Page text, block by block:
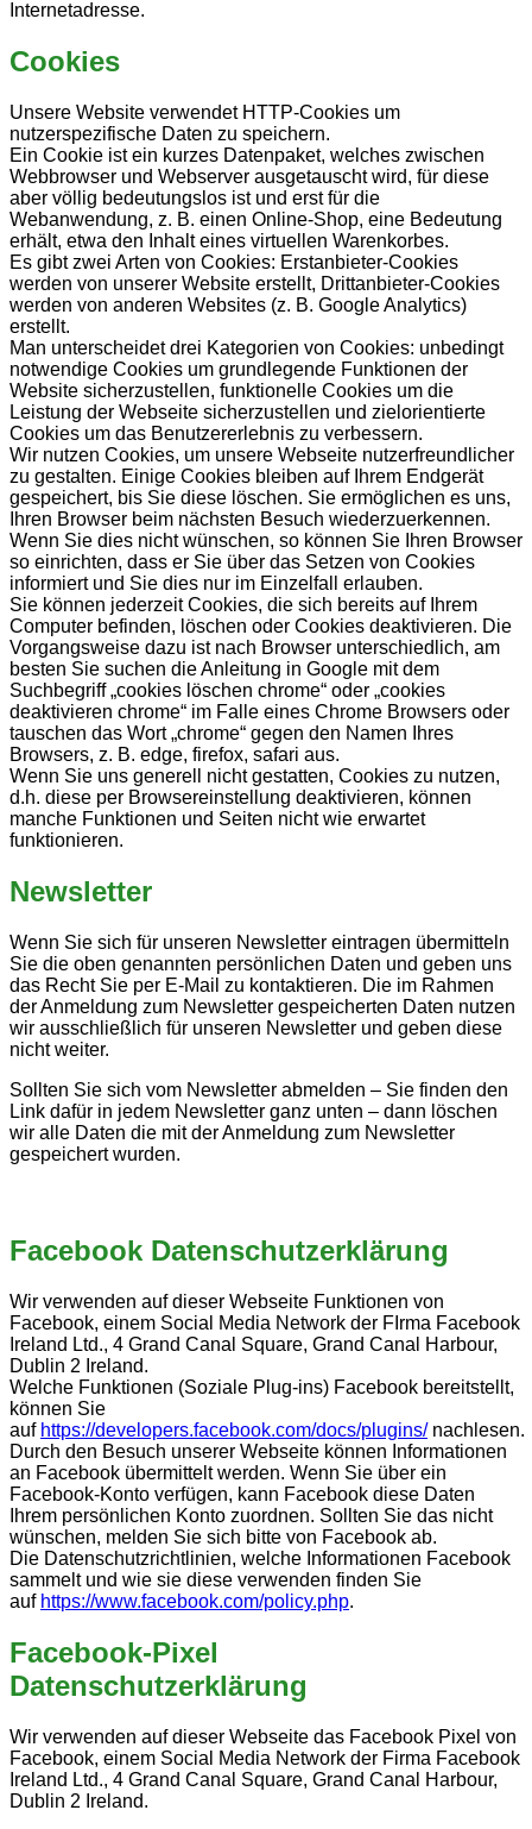
Internetadresse.
Cookies
Unsere Website verwendet HTTP-Cookies um
nutzerspezifische Daten zu speichern.
Ein Cookie ist ein kurzes Datenpaket, welches zwischen
Webbrowser und Webserver ausgetauscht wird, für diese
aber völlig bedeutungslos ist und erst für die
Webanwendung, z. B. einen Online-Shop, eine Bedeutung
erhält, etwa den Inhalt eines virtuellen Warenkorbes.
Es gibt zwei Arten von Cookies: Erstanbieter-Cookies
werden von unserer Website erstellt, Drittanbieter-Cookies
werden von anderen Websites (z. B. Google Analytics)
erstellt.
Man unterscheidet drei Kategorien von Cookies: unbedingt
notwendige Cookies um grundlegende Funktionen der
Website sicherzustellen, funktionelle Cookies um die
Leistung der Webseite sicherzustellen und zielorientierte
Cookies um das Benutzererlebnis zu verbessern.
Wir nutzen Cookies, um unsere Webseite nutzerfreundlicher
zu gestalten. Einige Cookies bleiben auf Ihrem Endgerät
gespeichert, bis Sie diese löschen. Sie ermöglichen es uns,
Ihren Browser beim nächsten Besuch wiederzuerkennen.
Wenn Sie dies nicht wünschen, so können Sie Ihren Browser
so einrichten, dass er Sie über das Setzen von Cookies
informiert und Sie dies nur im Einzelfall erlauben.
Sie können jederzeit Cookies, die sich bereits auf Ihrem
Computer befinden, löschen oder Cookies deaktivieren. Die
Vorgangsweise dazu ist nach Browser unterschiedlich, am
besten Sie suchen die Anleitung in Google mit dem
Suchbegriff „cookies löschen chrome“ oder „cookies
deaktivieren chrome“ im Falle eines Chrome Browsers oder
tauschen das Wort „chrome“ gegen den Namen Ihres
Browsers, z. B. edge, firefox, safari aus.
Wenn Sie uns generell nicht gestatten, Cookies zu nutzen,
d.h. diese per Browsereinstellung deaktivieren, können
manche Funktionen und Seiten nicht wie erwartet
funktionieren.
Newsletter
Wenn Sie sich für unseren Newsletter eintragen übermitteln
Sie die oben genannten persönlichen Daten und geben uns
das Recht Sie per E-Mail zu kontaktieren. Die im Rahmen
der Anmeldung zum Newsletter gespeicherten Daten nutzen
wir ausschließlich für unseren Newsletter und geben diese
nicht weiter.
Sollten Sie sich vom Newsletter abmelden – Sie finden den
Link dafür in jedem Newsletter ganz unten – dann löschen
wir alle Daten die mit der Anmeldung zum Newsletter
gespeichert wurden.
Facebook Datenschutzerklärung
Wir verwenden auf dieser Webseite Funktionen von
Facebook, einem Social Media Network der FIrma Facebook
Ireland Ltd., 4 Grand Canal Square, Grand Canal Harbour,
Dublin 2 Ireland.
Welche Funktionen (Soziale Plug-ins) Facebook bereitstellt,
können Sie
auf https://developers.facebook.com/docs/plugins/nachlesen.
Durch den Besuch unserer Webseite können Informationen
an Facebook übermittelt werden. Wenn Sie über ein
Facebook-Konto verfügen, kann Facebook diese Daten
Ihrem persönlichen Konto zuordnen. Sollten Sie das nicht
wünschen, melden Sie sich bitte von Facebook ab.
Die Datenschutzrichtlinien, welche Informationen Facebook
sammelt und wie sie diese verwenden finden Sie
auf https://www.facebook.com/policy.php.
Facebook-Pixel
Datenschutzerklärung
Wir verwenden auf dieser Webseite das Facebook Pixel von
Facebook, einem Social Media Network der Firma Facebook
Ireland Ltd., 4 Grand Canal Square, Grand Canal Harbour,
Dublin 2 Ireland.